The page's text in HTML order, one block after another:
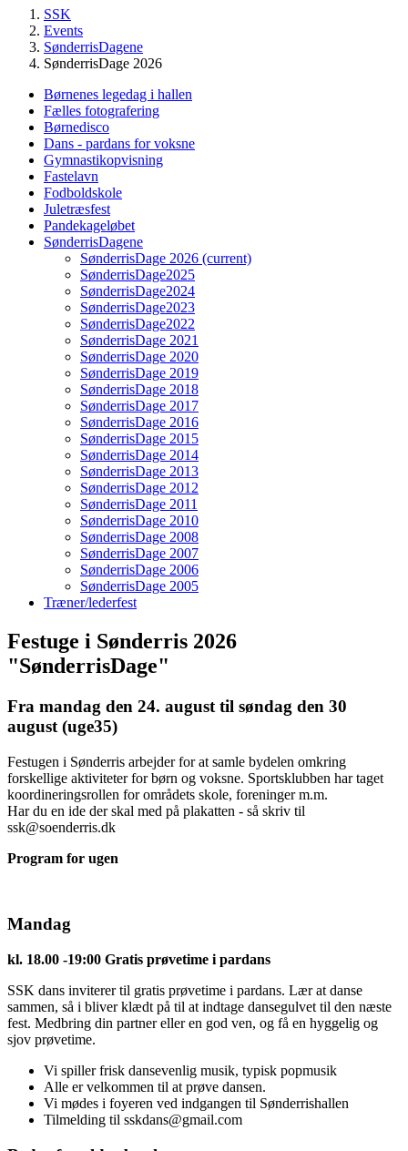
SSK
Events
SønderrisDagene
SønderrisDage 2026
Børnenes legedag i hallen
Fælles fotografering
Børnedisco
Dans - pardans for voksne
Gymnastikopvisning
Fastelavn
Fodboldskole
Juletræsfest
Pandekageløbet
SønderrisDagene
SønderrisDage 2026 (current)
SønderrisDage2025
SønderrisDage2024
SønderrisDage2023
SønderrisDage2022
SønderrisDage 2021
SønderrisDage 2020
SønderrisDage 2019
SønderrisDage 2018
SønderrisDage 2017
SønderrisDage 2016
SønderrisDage 2015
SønderrisDage 2014
SønderrisDage 2013
SønderrisDage 2012
SønderrisDage 2011
SønderrisDage 2010
SønderrisDage 2008
SønderrisDage 2007
SønderrisDage 2006
SønderrisDage 2005
Træner/lederfest
Festuge i Sønderris 2026
"SønderrisDage"
Fra mandag den 24. august til søndag den 30
august (uge35)
Festugen i Sønderris arbejder for at samle bydelen omkring
forskellige aktiviteter for børn og voksne. Sportsklubben har taget
koordineringsrollen for områdets skole, foreninger m.m.
Har du en ide der skal med på plakatten - så skriv til
ssk@soenderris.dk
Program for ugen
Mandag
kl. 18.00 -19:00 Gratis prøvetime i pardans
SSK dans inviterer til gratis prøvetime i pardans. Lær at danse
sammen, så i bliver klædt på til at indtage dansegulvet til den næste
fest. Medbring din partner eller en god ven, og få en hyggelig og
sjov prøvetime.
Vi spiller frisk dansevenlig musik, typisk popmusik
Alle er velkommen til at prøve dansen.
Vi mødes i foyeren ved indgangen til Sønderrishallen
Tilmelding til sskdans@gmail.com